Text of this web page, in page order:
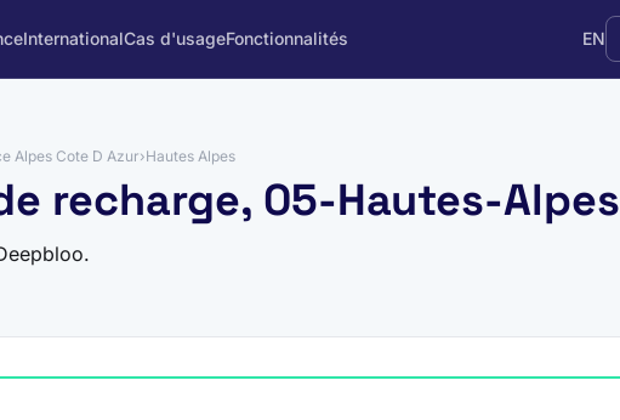
InternationalCas d'usageFonctionnalités EN
Alpes Cote D Azur›Hautes Alpes
recharge, 05-Hautes-Alpes